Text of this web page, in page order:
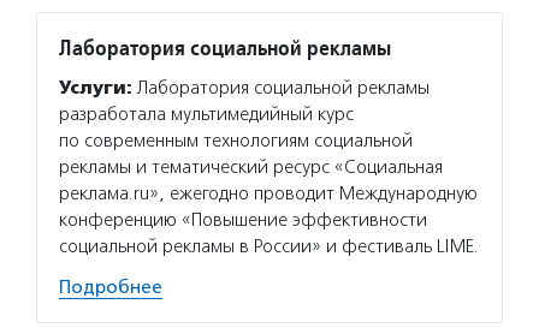
Лаборатория социальной рекламы
Услуги: Лаборатория социальной рекламы
разработала мультимедийный курс
по современным технологиям социальной
рекламы и тематический ресурс «Социальная
реклама.ru», ежегодно проводит Международную
конференцию «Повышение эффективности
социальной рекламы в России» и фестиваль LIME.
Подробнее